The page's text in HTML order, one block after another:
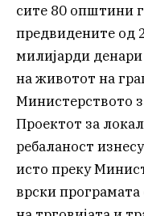
сите 80 општини
предвидените од
милијарди
на животот на
Министерството
Проектот за
ребаланост
исто преку
врски